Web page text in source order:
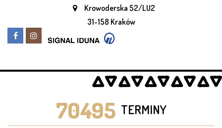
Krowoderska 52/LU2
31-158 Kraków
70495 TERMINY